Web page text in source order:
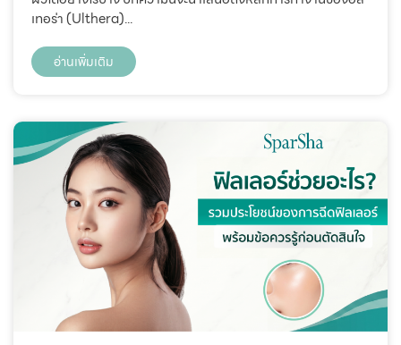
เทอร่า (Ulthera)...
อ่านเพิ่มเติม